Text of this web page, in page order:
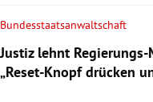
Bundesstaatsanwaltschaft
Justiz lehnt
„Reset-Knopf drücken